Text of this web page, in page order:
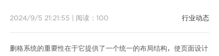
行业动态
2024/9/5 21:21:55 阅读： 100
删格系统的重要性在于它提供了一个统一的布局结构，使页面设计